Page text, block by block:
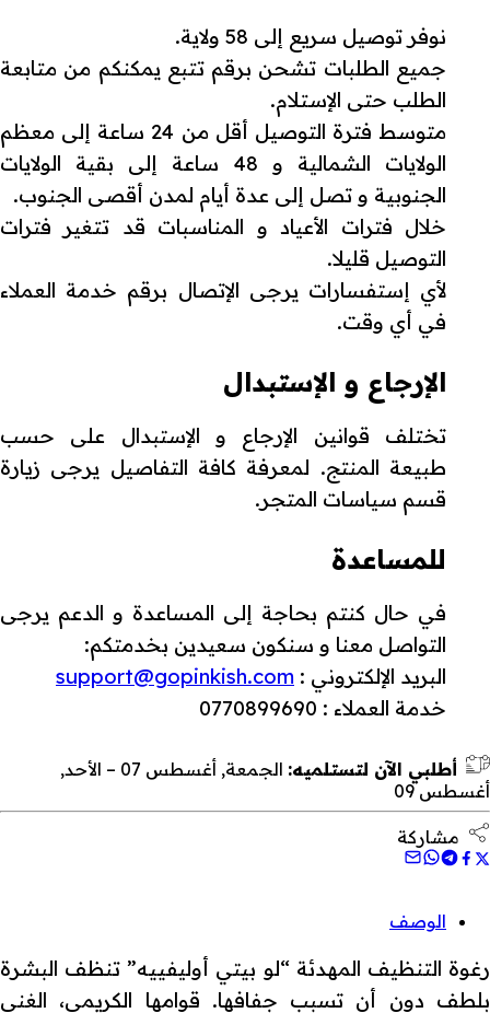
نوفر توصيل سريع إلى 58 ولاية.
جميع الطلبات تشحن برقم تتبع يمكنكم من متابعة
الطلب حتى الإستلام.
متوسط فترة التوصيل أقل من 24 ساعة إلى معظم
الولايات الشمالية و 48 ساعة إلى بقية الولايات
الجنوبية و تصل إلى عدة أيام لمدن أقصى الجنوب.
خلال فترات الأعياد و المناسبات قد تتغير فترات
التوصيل قليلا.
لأي إستفسارات يرجى الإتصال برقم خدمة العملاء
في أي وقت.
الإرجاع و الإستبدال
تختلف قوانين الإرجاع و الإستبدال على حسب
طبيعة المنتج. لمعرفة كافة التفاصيل يرجى زيارة
قسم سياسات المتجر.
للمساعدة
في حال كنتم بحاجة إلى المساعدة و الدعم يرجى
التواصل معنا و سنكون سعيدين بخدمتكم:
البريد الإلكتروني : support@gopinkish.com
خدمة العملاء : 0770899690
أطلبي الآن لتستلميه:
الجمعة, أغسطس 07 – الأحد,
أغسطس 09
مشاركة
الوصف
رغوة التنظيف المهدئة “لو بيتي أوليفييه” تنظف البشرة
بلطف دون أن تسبب جفافها. قوامها الكريمي، الغني